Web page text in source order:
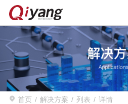
首页 解决方案 列表 详情